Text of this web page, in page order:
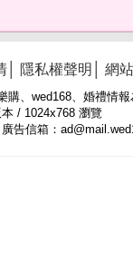
隱私權聲明 網
、wed168、婚禮情
/ 1024x768 瀏覽
告信箱：